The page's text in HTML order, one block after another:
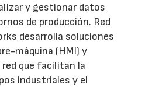
y gestionar datos
de producción. Red
desarrolla soluciones
máquina (HMI) y
que facilitan la
industriales y el